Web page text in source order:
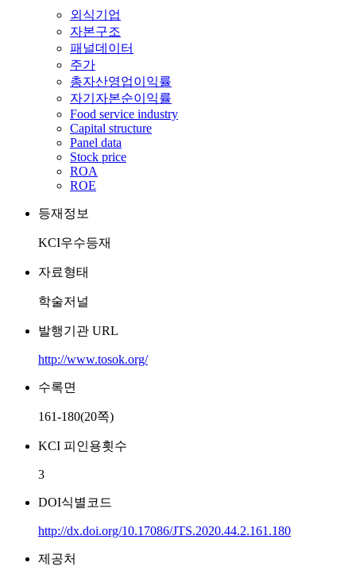
외식기업
자본구조
패널데이터
주가
총자산영업이익률
자기자본순이익률
Food service industry
Capital structure
Panel data
Stock price
ROA
ROE
등재정보
KCI우수등재
자료형태
학술저널
발행기관 URL
http://www.tosok.org/
수록면
161-180(20쪽)
KCI 피인용횟수
3
DOI식별코드
http://dx.doi.org/10.17086/JTS.2020.44.2.161.180
제공처